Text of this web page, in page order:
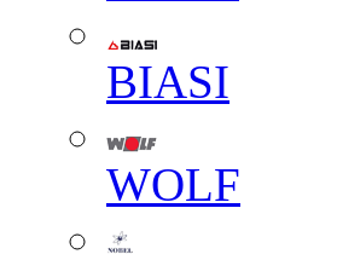
BIASI
WOLF